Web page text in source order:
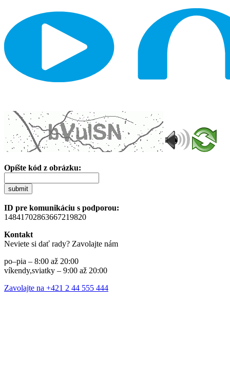
Opíšte kód z obrázku:
submit
ID pre komunikáciu s podporou:
14841702863667219820
Kontakt
Neviete si dať rady? Zavolajte nám
po–pia – 8:00 až 20:00
víkendy,sviatky – 9:00 až 20:00
Zavolajte na +421 2 44 555 444